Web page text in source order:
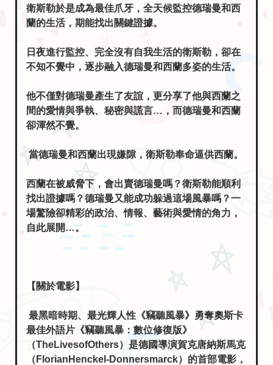
衛斯勒於是成為最佳爪牙，全天候監控德瑞曼和西
蘭的生活，期能找出關鍵證據。
日夜進行監控、完全沒有自我生活的衛斯勒，卻在
不知不覺中，逐步融入德瑞曼和西蘭多姿的生活。
他不僅對德瑞曼產生了友誼，更分享了他與西蘭之
間的愛情與爭執、秘密與謊言…，而德瑞曼和西蘭
卻渾然不覺。
當德瑞曼和西蘭出現嫌隙，衛斯勒奉命逼供西蘭。
西蘭在被威脅下，會出賣德瑞曼嗎？衛斯勒能順利
找出證據嗎？德瑞曼又能成功躲過這場風暴嗎？一
場驚險卻精彩的政治、情報、藝術與愛情的角力，
自此展開…。
【關於電影】
最黑暗時期、最光輝人性《竊聽風暴》勇奪奧斯卡
最佳外語片《竊聽風暴：數位修復版》
（TheLivesofOthers）是德國導演賀克唐納斯馬克
（FlorianHenckel-Donnersmarck）的首部電影，